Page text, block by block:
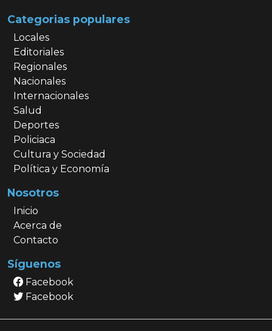
Categorias populares
Locales
Editoriales
Regionales
Nacionales
Internacionales
Salud
Deportes
Policiaca
Cultura y Sociedad
Política y Economía
Nosotros
Inicio
Acerca de
Contacto
Síguenos
Facebook
Facebook